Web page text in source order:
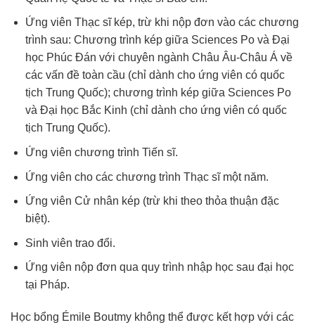
Ứng viên Thạc sĩ kép, trừ khi nộp đơn vào các chương
trình sau: Chương trình kép giữa Sciences Po và Đại
học Phúc Đán với chuyên ngành Châu Âu-Châu Á về
các vấn đề toàn cầu (chỉ dành cho ứng viên có quốc
tịch Trung Quốc); chương trình kép giữa Sciences Po
và Đại học Bắc Kinh (chỉ dành cho ứng viên có quốc
tịch Trung Quốc).
Ứng viên chương trình Tiến sĩ.
Ứng viên cho các chương trình Thạc sĩ một năm.
Ứng viên Cử nhân kép (trừ khi theo thỏa thuận đặc
biệt).
Sinh viên trao đổi.
Ứng viên nộp đơn qua quy trình nhập học sau đại học
tại Pháp.
Học bổng Émile Boutmy không thể được kết hợp với các